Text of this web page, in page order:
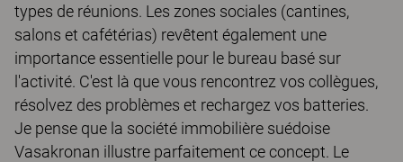
types de réunions. Les zones sociales (cantines,
salons et cafétérias) revêtent également une
importance essentielle pour le bureau basé sur
l'activité. C'est là que vous rencontrez vos collègues,
résolvez des problèmes et rechargez vos batteries.
Je pense que la société immobilière suédoise
Vasakronan illustre parfaitement ce concept. Le